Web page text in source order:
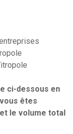
ci-dessous en
êtes
le volume total